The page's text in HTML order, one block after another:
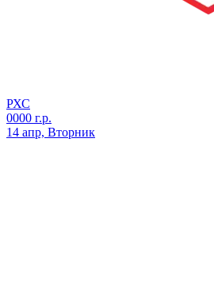
РХС
0000 г.р.
14 апр, Вторник